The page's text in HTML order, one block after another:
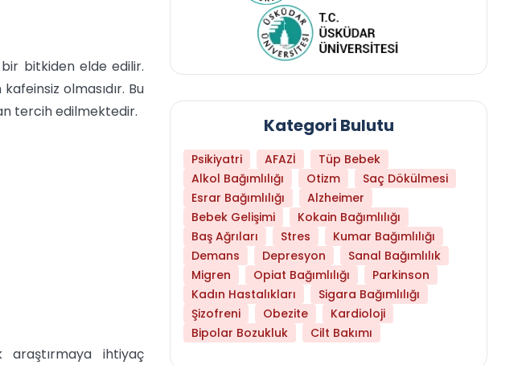
bitkiden elde edilir.
olmasıdır. Bu
tercih edilmektedir.
ihtiyaç
Kategori Bulutu
Psikiyatri AFAZİ
Tüp Bebek
Alkol Bağımlılığı
Otizm
Saç Dökülmesi
Esrar Bağımlılığı
Alzheimer
Bebek Gelişimi
Kokain Bağımlılığı
Baş Ağrıları
Stres
Kumar Bağımlılığı
Demans
Depresyon
Sanal Bağımlılık
Migren
Opiat Bağımlılığı
Parkinson
Kadın Hastalıkları
Sigara Bağımlılığı
Şizofreni
Obezite
Kardioloji
Bipolar Bozukluk
Cilt Bakımı